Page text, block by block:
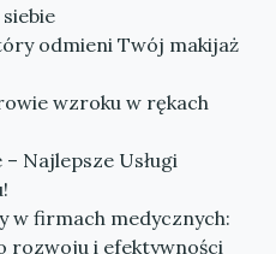
odmieni Twój makijaż
wzroku w rękach
Najlepsze Usługi
w firmach medycznych:
rozwoju i efektywności